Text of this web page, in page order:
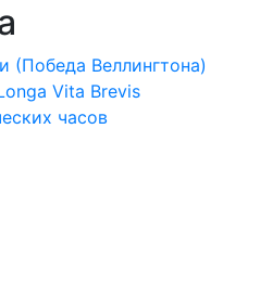
(Победа Веллингтона)
Vita Brevis
часов